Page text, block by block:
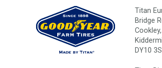
Titan
Bridge
Cookley,
DY10